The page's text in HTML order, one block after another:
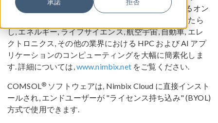
承諾 拒否
ムは, JARVICE™
と Nimbix Cloud のパワーをあらゆるオン
プレミスクラスターまたはマルチクラウド環境にもたら
し, エネルギー, ライフサイエンス, 航空宇宙, 自動車, エレ
クトロニクス, その他の業界における HPC および AI アプ
リケーションのコンピューティングを大幅に簡素化しま
す. 詳細については,www.nimbix.netをご覧ください.
COMSOL® ソフトウェアは, Nimbix Cloud に直接インスト
ールされ, エンドユーザーが "ライセンス持ち込み" (BYOL)
方式で使用できます.